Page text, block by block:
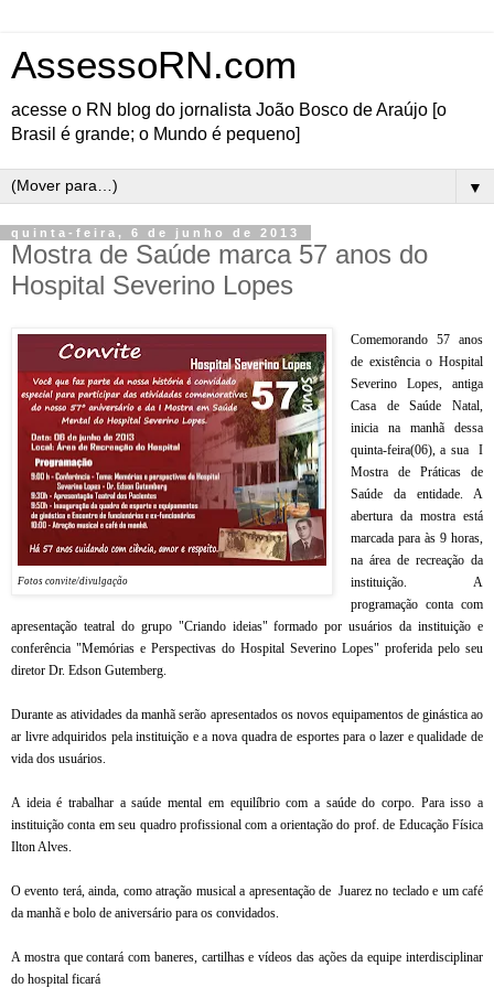
AssessoRN.com
acesse o RN blog do jornalista João Bosco de Araújo [o
Brasil é grande; o Mundo é pequeno]
▼
quinta-feira, 6 de junho de 2013
Mostra de Saúde marca 57 anos do
Hospital Severino Lopes
Fotos convite/divulgação
Comemorando 57 anos
de existência o Hospital
Severino Lopes, antiga
Casa de Saúde Natal,
inicia na manhã dessa
quinta-feira(06), a sua
I
Mostra de Práticas de
Saúde da entidade. A
abertura da mostra está
marcada para às 9 horas,
na área de recreação da
instituição. A
programação conta com
apresentação teatral do grupo "Criando ideias" formado por usuários da instituição e
conferência "Memórias e Perspectivas do Hospital Severino Lopes" proferida pelo seu
diretor Dr. Edson Gutemberg.
Durante as atividades da manhã serão apresentados os novos equipamentos de ginástica ao
ar livre adquiridos pela instituição e a nova quadra de esportes para o lazer e qualidade de
vida dos usuários.
A ideia é trabalhar a saúde mental em equilíbrio com a saúde do corpo. Para isso a
instituição conta em seu quadro profissional com a orientação do prof. de Educação Física
Ilton Alves.
O evento terá, ainda, como atração musical a apresentação de Juarez no teclado e um café
da manhã e bolo de aniversário para os convidados.
A mostra que contará com baneres, cartilhas e vídeos das ações da equipe interdisciplinar
do hospital ficará